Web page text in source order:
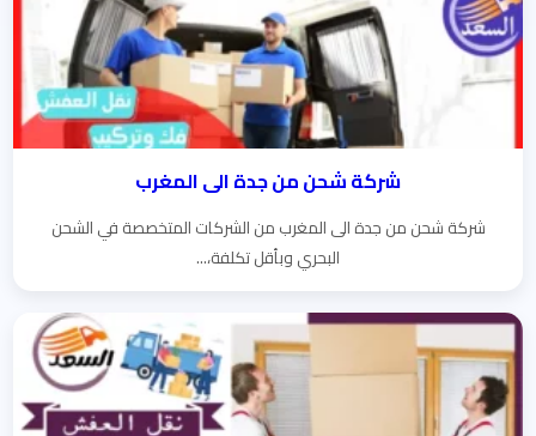
شركة شحن من جدة الى المغرب
شركة شحن من جدة الى المغرب من الشركات المتخصصة في الشحن
البحري وبأقل تكلفة،...